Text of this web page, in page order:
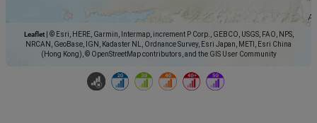
Leaflet
© Esri, HERE, Garmin, Intermap, increment P Corp., GEBCO, USGS, FAO, NPS,
NRCAN, GeoBase, IGN, Kadaster NL, Ordnance Survey, Esri Japan, METI, Esri China
(Hong Kong), © OpenStreetMap contributors, and the GIS User Community